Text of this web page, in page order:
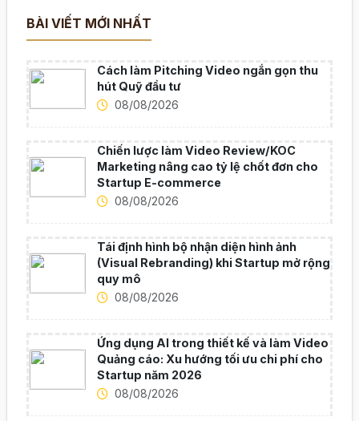
BÀI VIẾT MỚI NHẤT
Cách làm Pitching Video ngắn gọn thu
hút Quỹ đầu tư
08/08/2026
Chiến lược làm Video Review/KOC
Marketing nâng cao tỷ lệ chốt đơn cho
Startup E-commerce
08/08/2026
Tái định hình bộ nhận diện hình ảnh
(Visual Rebranding) khi Startup mở rộng
quy mô
08/08/2026
Ứng dụng AI trong thiết kế và làm Video
Quảng cáo: Xu hướng tối ưu chi phí cho
Startup năm 2026
08/08/2026